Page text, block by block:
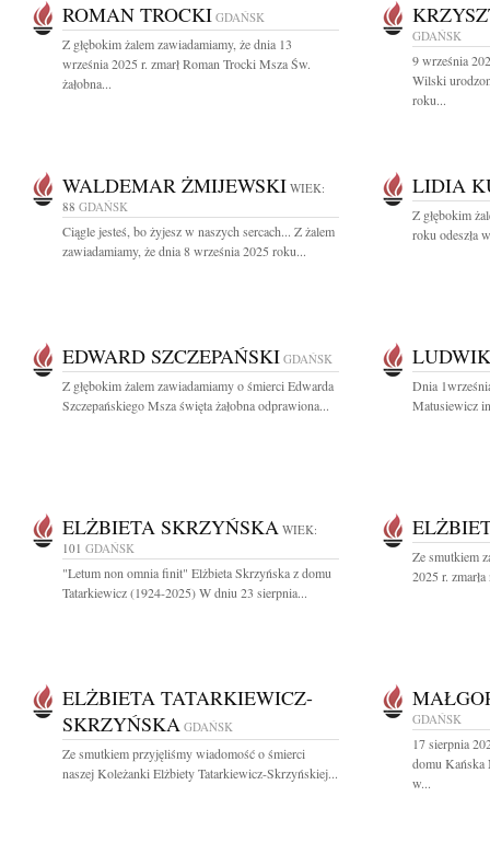
ROMAN TROCKI GDAŃSK
Z głębokim żalem zawiadamiamy, że dnia 13
września 2025 r. zmarł Roman Trocki Msza Św.
żałobna...
GDAŃSK
9 września
Wilski
roku...
WALDEMAR ŻMIJEWSKI WIEK:
88 GDAŃSK
Ciągle jesteś, bo żyjesz w naszych sercach... Z żalem
zawiadamiamy, że dnia 8 września 2025 roku...
LIDIA
Z głębokim
roku odeszła
EDWARD SZCZEPAŃSKI GDAŃSK
Z głębokim żalem zawiadamiamy o śmierci Edwarda
Szczepańskiego Msza święta żałobna odprawiona...
Dnia
Matusiewicz
ELŻBIETA SKRZYŃSKA WIEK:
101 GDAŃSK
"Letum non omnia finit" Elżbieta Skrzyńska z domu
Tatarkiewicz (1924-2025) W dniu 23 sierpnia...
Ze smutkiem
2025 r.
ELŻBIETA TATARKIEWICZ-
SKRZYŃSKA GDAŃSK
Ze smutkiem przyjęliśmy wiadomość o śmierci
naszej Koleżanki Elżbiety Tatarkiewicz-Skrzyńskiej...
GDAŃSK
17 sierpnia
domu Kańska
w...